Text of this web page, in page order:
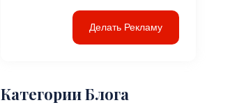
Делать Рекламу
Категории Блога